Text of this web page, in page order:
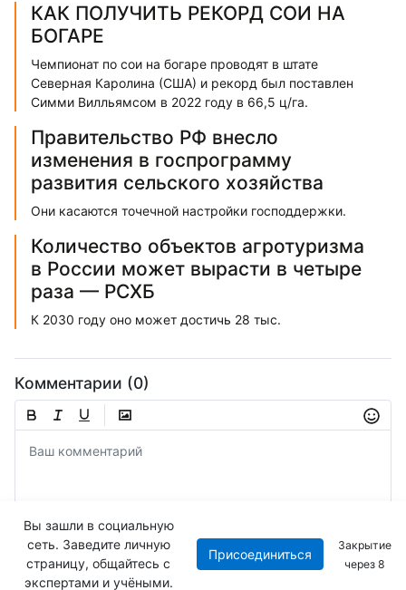
КАК ПОЛУЧИТЬ РЕКОРД СОИ НА
БОГАРЕ
Чемпионат по сои на богаре проводят в штате
Северная Каролина (США) и рекорд был поставлен
Симми Вилльямсом в 2022 году в 66,5 ц/га.
Правительство РФ внесло
изменения в госпрограмму
развития сельского хозяйства
Они касаются точечной настройки господдержки.
Количество объектов агротуризма
в России может вырасти в четыре
раза — РСХБ
К 2030 году оно может достичь 28 тыс.
Комментарии (0)
Отправить
Вы зашли в социальную
сеть. Заведите личную
страницу, общайтесь с
экспертами и учёными.
Присоединиться
Закрытие
через 8